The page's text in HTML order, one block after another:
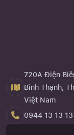
720A Điện
Bình Thạnh,
Việt Nam
0944 13 13 13